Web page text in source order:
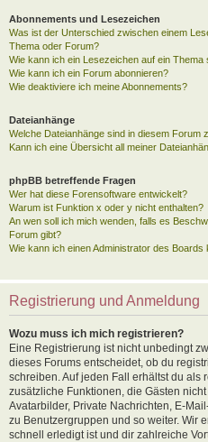
Abonnements und Lesezeichen
Was ist der Unterschied zwischen einem
Thema oder Forum?
Wie kann ich ein Lesezeichen auf ein
Wie kann ich ein Forum abonnieren?
Wie deaktiviere ich meine Abonnements?
Dateianhänge
Welche Dateianhänge sind in diesem Forum
Kann ich eine Übersicht all meiner
phpBB betreffende Fragen
Wer hat diese Forensoftware entwickelt?
Warum ist Funktion x oder y nicht enthalten?
An wen soll ich mich wenden, falls es
Forum gibt?
Wie kann ich einen Administrator des Boards
Registrierung und Anmeldung
Wozu muss ich mich registrieren?
Eine Registrierung ist nicht unbedingt
dieses Forums entscheidet, ob du
schreiben. Auf jeden Fall erhältst du als
zusätzliche Funktionen, die Gästen
Avatarbilder, Private Nachrichten, E-
zu Benutzergruppen und so weiter. Wir
schnell erledigt ist und dir zahlreiche